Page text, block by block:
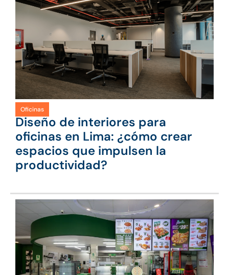
Oficinas
Diseño de interiores para
oficinas en Lima: ¿cómo crear
espacios que impulsen la
productividad?